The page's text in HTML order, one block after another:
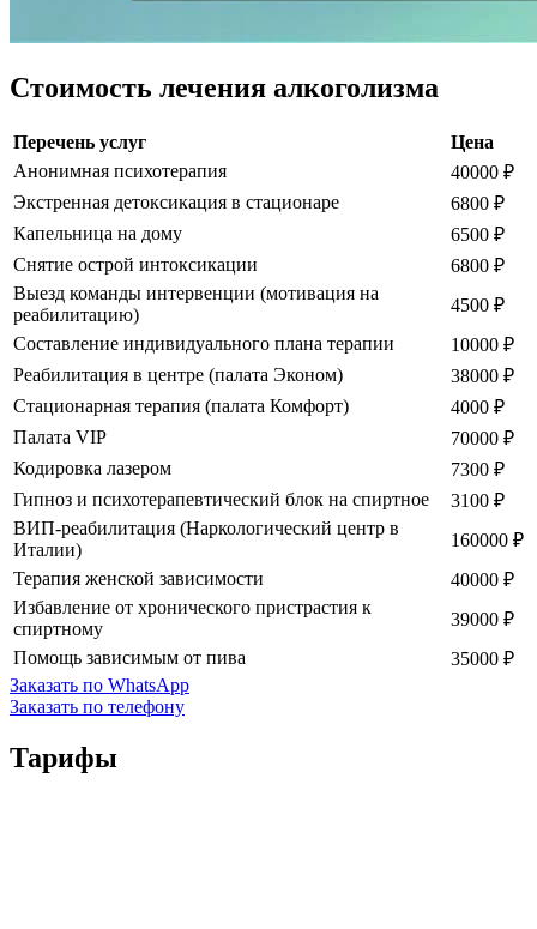
Стоимость лечения алкоголизма
Перечень услуг
Цена
Анонимная психотерапия
40000 ₽
Экстренная детоксикация в стационаре
6800 ₽
Капельница на дому
6500 ₽
Снятие острой интоксикации
6800 ₽
Выезд команды интервенции (мотивация на
реабилитацию)
4500 ₽
Составление индивидуального плана терапии
10000 ₽
Реабилитация в центре (палата Эконом)
38000 ₽
Стационарная терапия (палата Комфорт)
4000 ₽
Палата VIP
70000 ₽
Кодировка лазером
7300 ₽
Гипноз и психотерапевтический блок на спиртное
3100 ₽
ВИП-реабилитация (Наркологический центр в
Италии)
160000 ₽
Терапия женской зависимости
40000 ₽
Избавление от хронического пристрастия к
спиртному
39000 ₽
Помощь зависимым от пива
35000 ₽
Заказать по WhatsApp
Заказать по телефону
Тарифы